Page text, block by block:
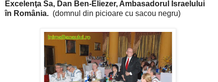
Excelenţa Sa, Dan Ben-Eliezer, Ambasadorul Israelului
în România. (domnul din picioare cu sacou negru)